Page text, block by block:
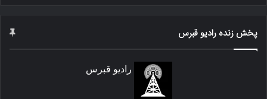
پخش زنده رادیو قبرس
رادیو قبرس